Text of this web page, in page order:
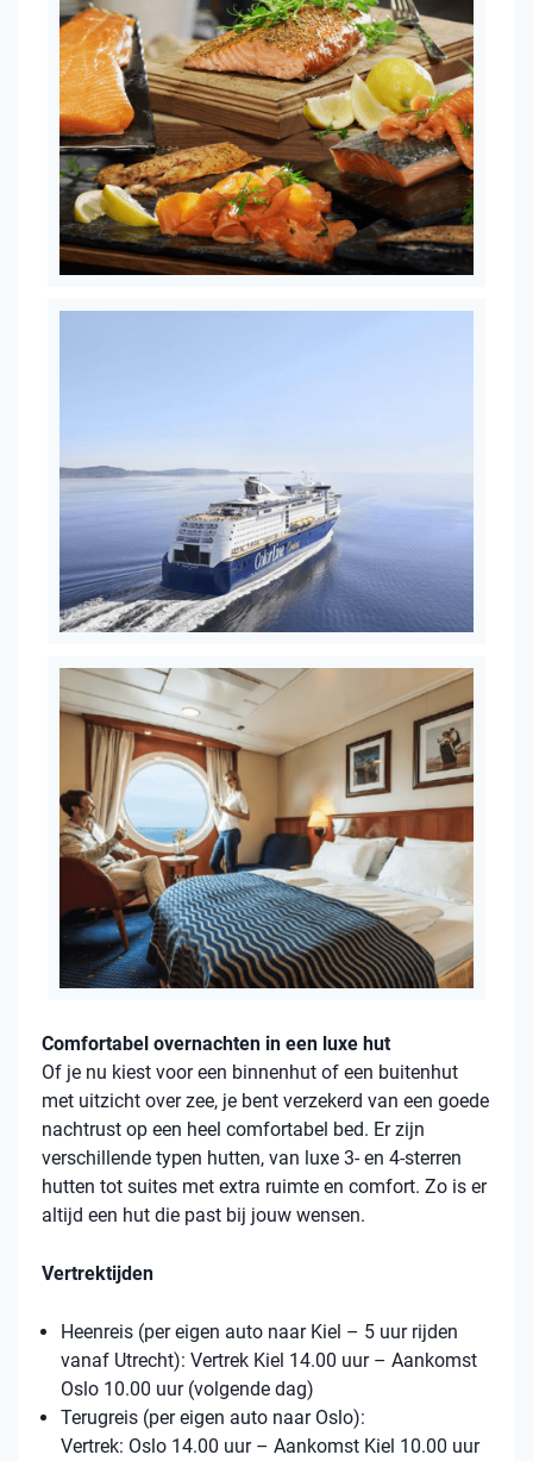
Comfortabel overnachten in een luxe hut
Of je nu kiest voor een binnenhut of een buitenhut
met uitzicht over zee, je bent verzekerd van een goede
nachtrust op een heel comfortabel bed. Er zijn
verschillende typen hutten, van luxe 3- en 4-sterren
hutten tot suites met extra ruimte en comfort. Zo is er
altijd een hut die past bij jouw wensen.
Vertrektijden
Heenreis (per eigen auto naar Kiel – 5 uur rijden
vanaf Utrecht): Vertrek Kiel 14.00 uur – Aankomst
Oslo 10.00 uur (volgende dag)
Terugreis (per eigen auto naar Oslo):
Vertrek: Oslo 14.00 uur – Aankomst Kiel 10.00 uur